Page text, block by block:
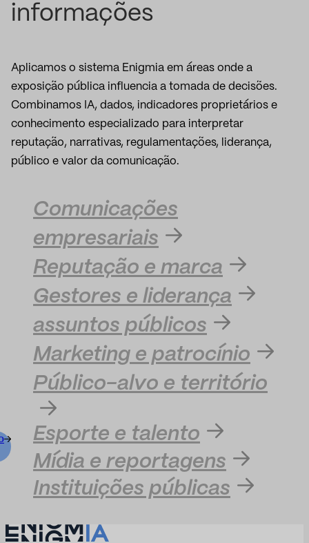
informações
Aplicamos o sistema Enigmia em áreas onde a
exposição pública influencia a tomada de decisões.
Combinamos IA, dados, indicadores proprietários e
conhecimento especializado para interpretar
reputação, narrativas, regulamentações, liderança,
público e valor da comunicação.
Comunicações
empresariais
Reputação e marca
Gestores e liderança
assuntos públicos
Marketing e patrocínio
Público-alvo e território
Esporte e talento
Mídia e reportagens
Instituições públicas